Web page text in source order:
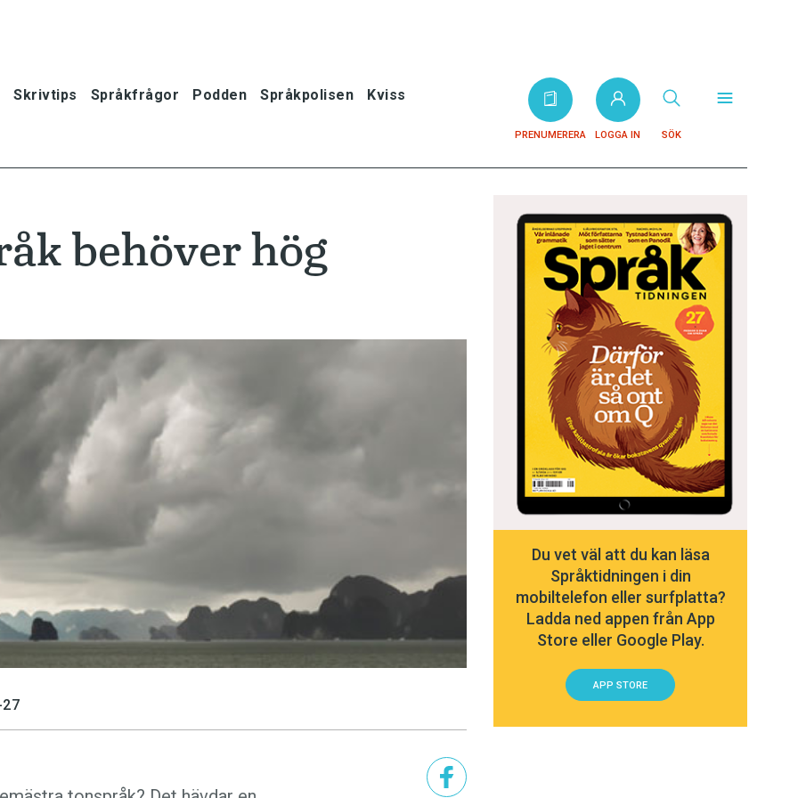
Skrivtips Språkfrågor Podden Språkpolisen Kviss
PRENUMERERA LOGGA IN SÖK
digitalt
behöver hög
27
Du vet väl att du kan läsa
Språktidningen i din
mobiltelefon eller surfplatta?
Ladda ned appen från App
Store eller Google Play.
APP STORE